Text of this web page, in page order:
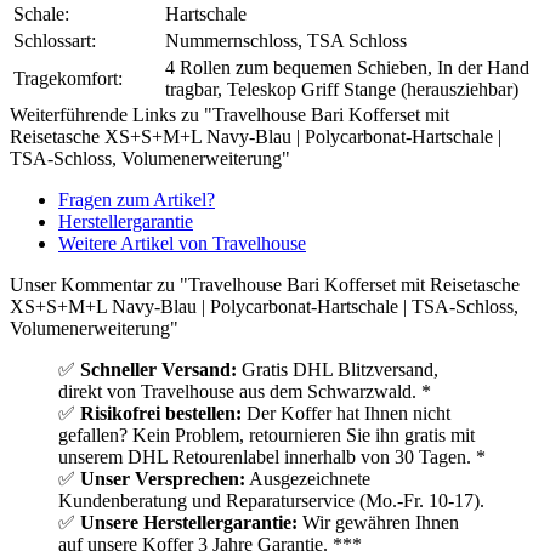
Schale:
Hartschale
Schlossart:
Nummernschloss, TSA Schloss
Tragekomfort:
4 Rollen zum bequemen Schieben, In der Hand
tragbar, Teleskop Griff Stange (herausziehbar)
Weiterführende Links zu "Travelhouse Bari Kofferset mit
Reisetasche XS+S+M+L Navy-Blau | Polycarbonat-Hartschale |
TSA-Schloss, Volumenerweiterung"
Fragen zum Artikel?
Herstellergarantie
Weitere Artikel von Travelhouse
Unser Kommentar zu "Travelhouse Bari Kofferset mit Reisetasche
XS+S+M+L Navy-Blau | Polycarbonat-Hartschale | TSA-Schloss,
Volumenerweiterung"
✅ Schneller Versand: Gratis DHL Blitzversand,
direkt von Travelhouse aus dem Schwarzwald. *
✅ Risikofrei bestellen: Der Koffer hat Ihnen nicht
gefallen? Kein Problem, retournieren Sie ihn gratis mit
unserem DHL Retourenlabel innerhalb von 30 Tagen. *
✅ Unser Versprechen: Ausgezeichnete
Kundenberatung und Reparaturservice (Mo.-Fr. 10-17).
✅ Unsere Herstellergarantie: Wir gewähren Ihnen
auf unsere Koffer 3 Jahre Garantie. ***